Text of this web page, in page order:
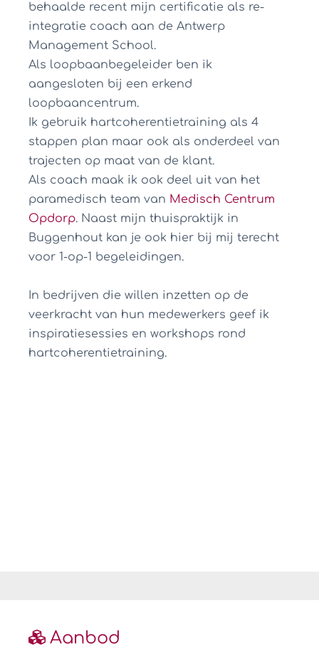
behaalde recent mijn certificatie als re-
integratie coach aan de Antwerp
Management School.
Als loopbaanbegeleider ben ik
aangesloten bij een erkend
loopbaancentrum.
Ik gebruik hartcoherentietraining als 4
stappen plan maar ook als onderdeel van
trajecten op maat van de klant.
Als coach maak ik ook deel uit van het
paramedisch team van Medisch Centrum
Opdorp. Naast mijn thuispraktijk in
Buggenhout kan je ook hier bij mij terecht
voor 1-op-1 begeleidingen.
In bedrijven die willen inzetten op de
veerkracht van hun medewerkers geef ik
inspiratiesessies en workshops rond
hartcoherentietraining.
Aanbod